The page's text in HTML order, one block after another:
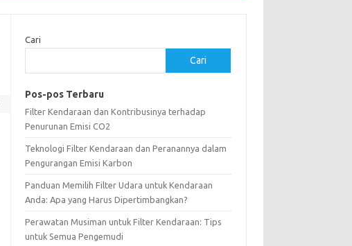
Cari
Cari
Pos-pos Terbaru
Filter Kendaraan dan Kontribusinya terhadap
Penurunan Emisi CO2
Teknologi Filter Kendaraan dan Peranannya dalam
Pengurangan Emisi Karbon
Panduan Memilih Filter Udara untuk Kendaraan
Anda: Apa yang Harus Dipertimbangkan?
Perawatan Musiman untuk Filter Kendaraan: Tips
untuk Semua Pengemudi